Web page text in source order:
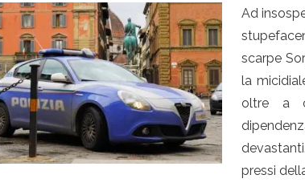
Ad
scarpe
la
oltre a
pressi